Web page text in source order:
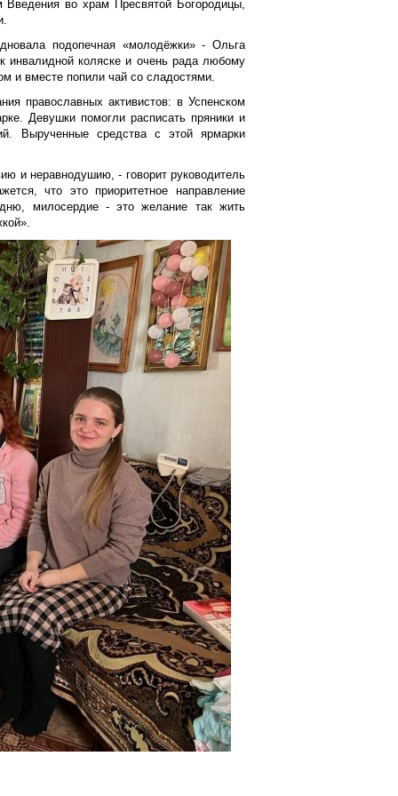
Введения во храм Пресвятой Богородицы,
подопечная «молодёжки» - Ольга
коляске и очень рада любому
и вместе попили чай со сладостями.
православных активистов: в Успенском
Девушки помогли расписать пряники и
Вырученные средства с этой ярмарки
и неравнодушию, - говорит руководитель
что это приоритетное направление
милосердие - это желание так жить